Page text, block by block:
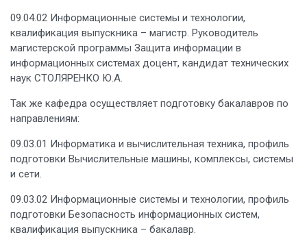
09.04.02 Информационные системы и технологии,
квалификация выпускника – магистр. Руководитель
магистерской программы Защита информации в
информационных системах доцент, кандидат технических
наук СТОЛЯРЕНКО Ю.А.
Так же кафедра осуществляет подготовку бакалавров по
направлениям:
09.03.01 Информатика и вычислительная техника, профиль
подготовки Вычислительные машины, комплексы, системы
и сети.
09.03.02 Информационные системы и технологии, профиль
подготовки Безопасность информационных систем,
квалификация выпускника – бакалавр.